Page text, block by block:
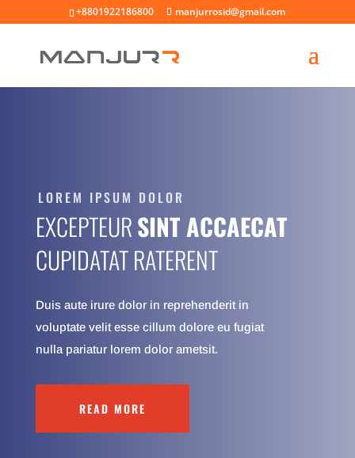
+8801922186800 manjurrosid@gmail.com
LOREM IPSUM DOLOR
EXCEPTEURSINT ACCAECAT
CUPIDATAT RATERENT
Duis aute irure dolor in reprehenderit in
voluptate velit esse cillum dolore eu fugiat
nulla pariatur lorem dolor ametsit.
READ MORE